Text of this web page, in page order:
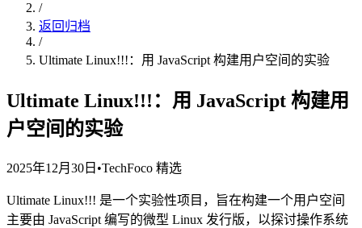
/
返回归档
/
Ultimate Linux!!!：用 JavaScript 构建用户空间的实验
Ultimate Linux!!!：用 JavaScript 构建用
户空间的实验
2025年12月30日 •TechFoco 精选
Ultimate Linux!!! 是一个实验性项目，旨在构建一个用户空间
主要由 JavaScript 编写的微型 Linux 发行版，以探讨操作系统